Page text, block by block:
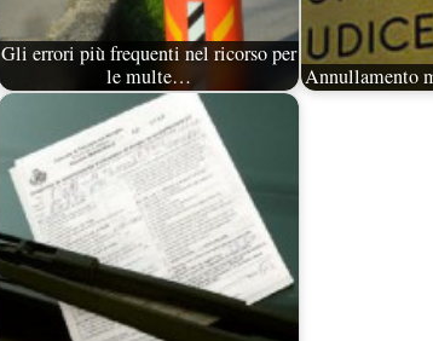
Gli errori più frequenti nel ricorso per
le multe…
Annullamento